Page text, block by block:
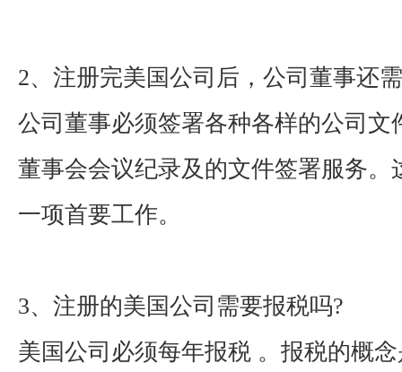
2、注册完美国公司后，公司董事还
公司董事必须签署各种各样的公司文
董事会会议纪录及的文件签署服务
一项首要工作。
3、注册的美国公司需要报税吗?
美国公司必须每年报税 。报税的概